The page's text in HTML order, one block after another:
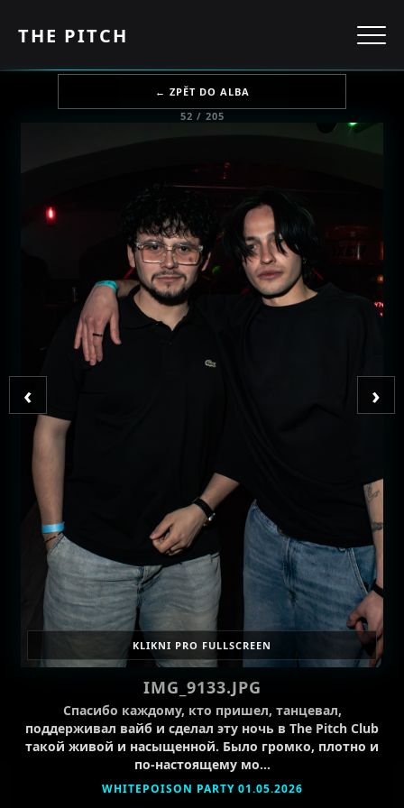
THE PITCH
← ZPĚT DO ALBA
52 / 205
‹ ›
KLIKNI PRO FULLSCREEN
IMG_9133.JPG
Спасибо каждому, кто пришел, танцевал,
поддерживал вайб и сделал эту ночь в The Pitch Club
такой живой и насыщенной. Было громко, плотно и
по-настоящему мо…
WHITEPOISON PARTY 01.05.2026